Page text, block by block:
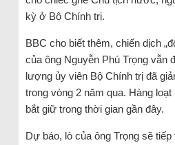
kỳ ở Bộ Chính trị.
BBC cho biết thêm, chiến dịch
của ông Nguyễn Phú Trọng vẫn
lượng ủy viên Bộ Chính trị đã
trong vòng 2 năm qua. Hàng
bắt giữ trong thời gian gần đây.
Dự báo, lò của ông Trọng sẽ tiếp